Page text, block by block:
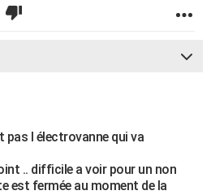
l électrovanne qui va
.. difficile a voir pour un non
est fermée au moment de la